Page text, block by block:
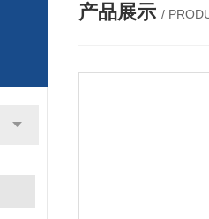
产品展示 /